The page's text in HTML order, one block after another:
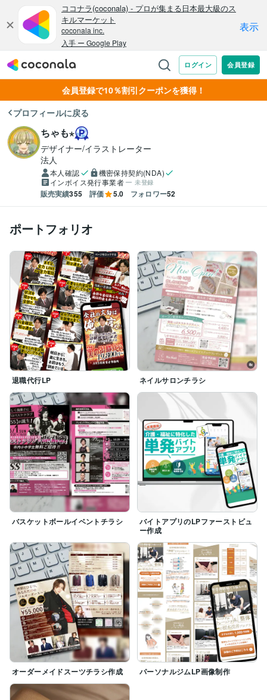
会員登録で10％割引クーポンを獲得！
プロフィールに戻る
ちゃも⋆
デザイナー/イラストレーター
法人
本人確認
機密保持契約(NDA)
インボイス発行事業者
未登録
販売実績355 評価 5.0 フォロワー52
ポートフォリオ
退職代行LP ネイルサロンチラシ
バスケットボールイベントチラシ
バイトアプリのLPファーストビュ
ー作成
オーダーメイドスーツチラシ作成 パーソナルジムLP画像制作